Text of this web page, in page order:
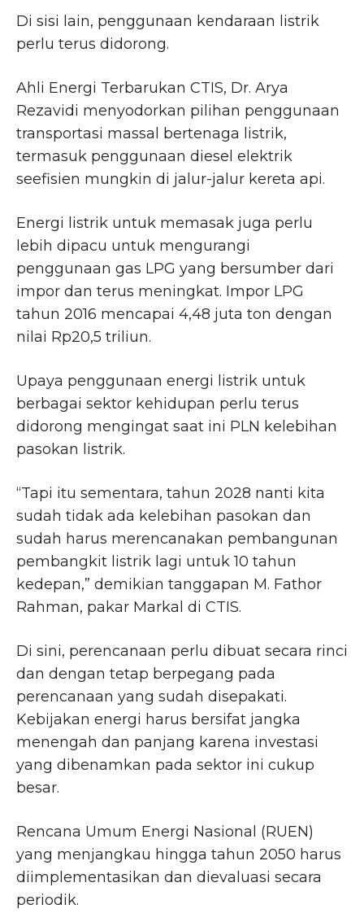
Di sisi lain, penggunaan kendaraan listrik
perlu terus didorong.
Ahli Energi Terbarukan CTIS, Dr. Arya
Rezavidi menyodorkan pilihan penggunaan
transportasi massal bertenaga listrik,
termasuk penggunaan diesel elektrik
seefisien mungkin di jalur-jalur kereta api.
Energi listrik untuk memasak juga perlu
lebih dipacu untuk mengurangi
penggunaan gas LPG yang bersumber dari
impor dan terus meningkat. Impor LPG
tahun 2016 mencapai 4,48 juta ton dengan
nilai Rp20,5 triliun.
Upaya penggunaan energi listrik untuk
berbagai sektor kehidupan perlu terus
didorong mengingat saat ini PLN kelebihan
pasokan listrik.
“Tapi itu sementara, tahun 2028 nanti kita
sudah tidak ada kelebihan pasokan dan
sudah harus merencanakan pembangunan
pembangkit listrik lagi untuk 10 tahun
kedepan,” demikian tanggapan M. Fathor
Rahman, pakar Markal di CTIS.
Di sini, perencanaan perlu dibuat secara rinci
dan dengan tetap berpegang pada
perencanaan yang sudah disepakati.
Kebijakan energi harus bersifat jangka
menengah dan panjang karena investasi
yang dibenamkan pada sektor ini cukup
besar.
Rencana Umum Energi Nasional (RUEN)
yang menjangkau hingga tahun 2050 harus
diimplementasikan dan dievaluasi secara
periodik.